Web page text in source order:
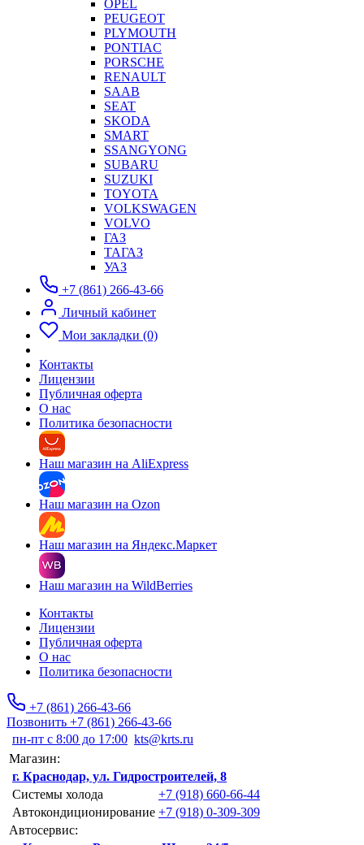
OPEL
PEUGEOT
PLYMOUTH
PONTIAC
PORSCHE
RENAULT
SAAB
SEAT
SKODA
SMART
SSANGYONG
SUBARU
SUZUKI
TOYOTA
VOLKSWAGEN
VOLVO
ГАЗ
ТАГАЗ
УАЗ
+7 (861) 266-43-66
Личный кабинет
Мои закладки (0)
Контакты
Лицензии
Публичная оферта
О нас
Политика безопасности
Наш магазин на AliExpress
Наш магазин на Ozon
Наш магазин на Яндекс.Маркет
Наш магазин на WildBerries
Контакты
Лицензии
Публичная оферта
О нас
Политика безопасности
+7 (861) 266-43-66
Позвонить +7 (861) 266-43-66
пн-пт с 8:00 до 17:00 kts@krts.ru
Магазин:
г. Краснодар, ул. Гидростроителей, 8
Системы холода
+7 (918) 660-66-44
Автокондиционирование +7 (918) 0-309-309
Автосервис: